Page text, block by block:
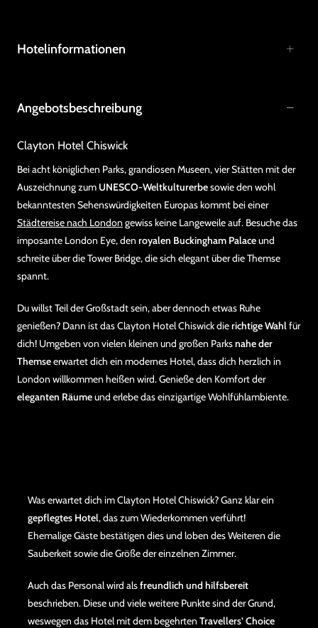
Hotelinformationen
Angebotsbeschreibung
Clayton Hotel Chiswick
Bei acht königlichen Parks, grandiosen Museen, vier Stätten mit der
Auszeichnung zum UNESCO-Weltkulturerbesowie den wohl
bekanntesten Sehenswürdigkeiten Europas kommt bei einer
Städtereise nach London gewiss keine Langeweile auf. Besuche das
imposante London Eye, den royalen Buckingham Palaceund
schreite über die Tower Bridge, die sich elegant über die Themse
spannt.
Du willst Teil der Großstadt sein, aber dennoch etwas Ruhe
genießen? Dann ist das Clayton Hotel Chiswick dierichtige Wahlfür
dich! Umgeben von vielen kleinen und großen Parksnahe der
Themseerwartet dich ein modernes Hotel, dass dich herzlich in
London willkommen heißen wird. Genieße den Komfort der
eleganten Räumeund erlebe das einzigartige Wohlfühlambiente.
Was erwartet dich im Clayton Hotel Chiswick? Ganz klar ein
gepflegtes Hotel, das zum Wiederkommen verführt!
Ehemalige Gäste bestätigen dies und loben des Weiteren die
Sauberkeit sowie die Größe der einzelnen Zimmer.
Auch das Personal wird alsfreundlich und hilfsbereit
beschrieben. Diese und viele weitere Punkte sind der Grund,
weswegen das Hotel mit dem begehrten Travellers’ Choice